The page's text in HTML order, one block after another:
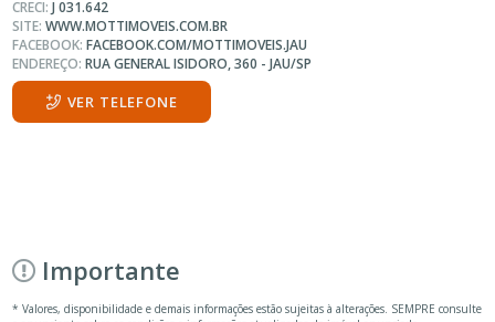
CRECI:J 031.642
SITE:WWW.MOTTIMOVEIS.COM.BR
FACEBOOK:FACEBOOK.COM/MOTTIMOVEIS.JAU
ENDEREÇO:RUA GENERAL ISIDORO, 360 - JAU/SP
VER TELEFONE
Importante
* Valores, disponibilidade e demais informações estão sujeitas à alterações. SEMPRE consulte